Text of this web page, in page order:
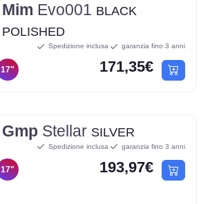
Mim Evo001 BLACK
POLISHED
17"
Spedizione inclusa garanzia fino 3 anni
171,35€
Gmp Stellar SILVER
17"
Spedizione inclusa garanzia fino 3 anni
193,97€